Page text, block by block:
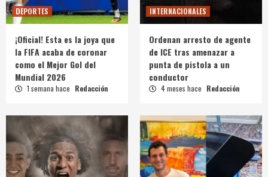
DEPORTES
¡Oficial! Esta es la joya que
la FIFA acaba de coronar
como el Mejor Gol del
Mundial 2026
1 semana hace Redacción
INTERNACIONALES
Ordenan arresto de agente
de ICE tras amenazar a
punta de pistola a un
conductor
4 meses hace Redacción